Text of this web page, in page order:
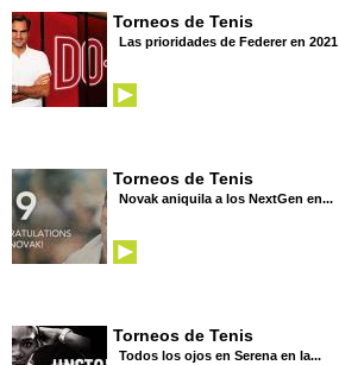
Torneos de Tenis
Las prioridades de Federer en 2021
Torneos de Tenis
Novak aniquila a los NextGen en...
Torneos de Tenis
Todos los ojos en Serena en la...